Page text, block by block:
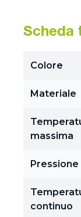
Scheda
Colore
Materiale
massima
Pressione
continuo